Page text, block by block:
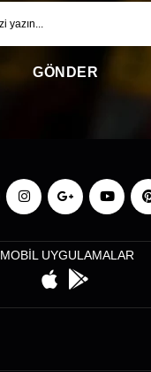
GÖNDER
MOBİL UYGULAMALAR